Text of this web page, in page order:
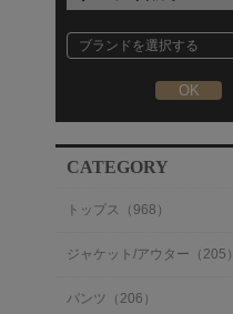
ブランドを選択する
CATEGORY
トップス（968）
ジャケット/アウター（205）
パンツ（206）